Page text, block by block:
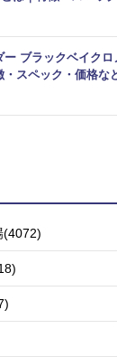
ー ブラックベイクロ
・スペック・価格な
(4072)